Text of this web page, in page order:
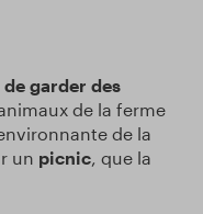
de garder des
de la ferme
de la
un picnic, que la